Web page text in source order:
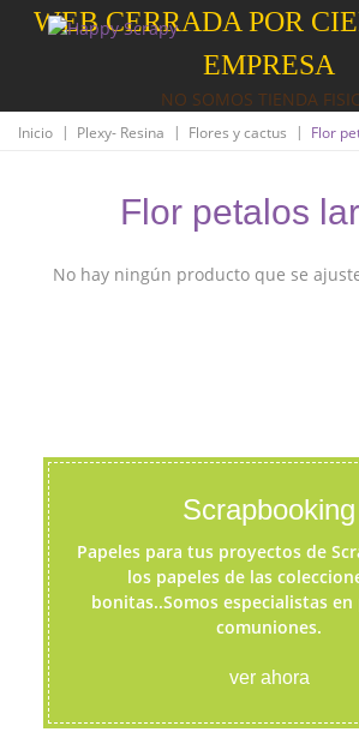
WEB CERRADA POR
EMPRESA
NO SOMOS TIENDA
Inicio | Plexy- Resina | Flores y cactus | Flor
Flor petalos
No hay ningún producto que se
Scrapbooking
Papeles para tus proyectos de
los papeles de las
bonitas..Somos especialistas en
comuniones.
ver ahora